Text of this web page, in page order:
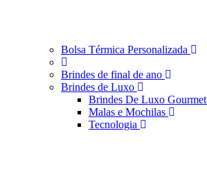
Bolsa Térmica Personalizada
Brindes de final de ano
Brindes de Luxo
Brindes De Luxo Gourmet
Malas e Mochilas
Tecnologia